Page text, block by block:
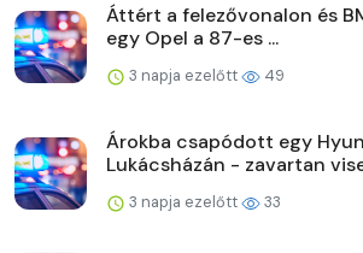
Áttért a felezővonalon és
egy Opel a 87-es ...
3 napja ezelőtt 49
Árokba csapódott egy
Lukácsházán - zavartan
3 napja ezelőtt 33